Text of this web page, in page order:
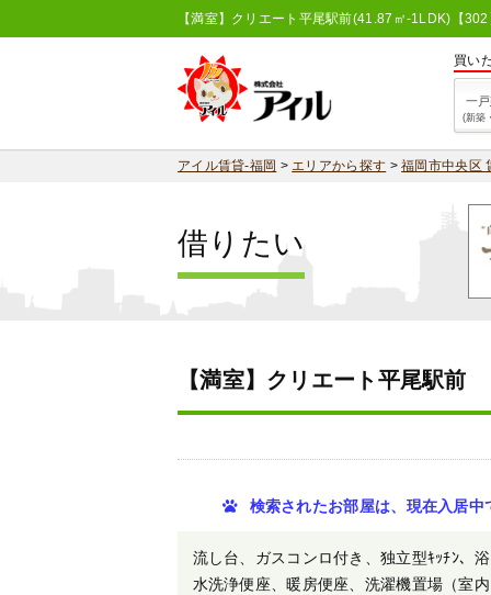
【満室】クリエート平尾駅前(41.87㎡-1LDK)【
買い
一
(新築
アイル賃貸-福岡 >エリアから探す >福岡市中央区
借りたい
【満室】クリエート平尾駅前
検索されたお部屋は、現在入居
流し台、ガスコンロ付き、独立型ｷｯﾁﾝ、
水洗浄便座、暖房便座、洗濯機置場（室